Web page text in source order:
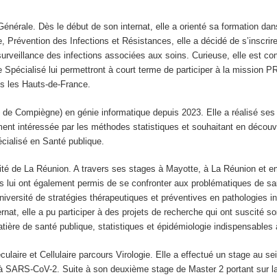
Dès le début de son internat, elle a orienté sa formation
des Infections et Résistances, elle a décidé de
des infections associées aux soins. Curieuse, elle est
lui permettront à court terme de participer à la mission
les Hauts-de-France.
Compiègne) en génie informatique depuis 2023. Elle a réalisé
intéressée par les méthodes statistiques et souhaitant en
en Santé publique.
de La Réunion. A travers ses stages à Mayotte, à La Réunion et
ont également permis de se confronter aux problématiques de
de stratégies thérapeutiques et préventives en pathologies
elle a pu participer à des projets de recherche qui ont suscité
de santé publique, statistiques et épidémiologie indispensables
et Cellulaire parcours Virologie. Elle a effectué un stage au
CoV-2. Suite à son deuxième stage de Master 2 portant sur